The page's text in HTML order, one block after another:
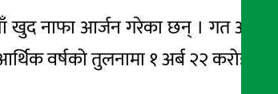
खुद नाफा आर्जन गरेका छन् । गत आर्थिक
वर्षको तुलनामा १ अर्ब २२ करोडमात्रै